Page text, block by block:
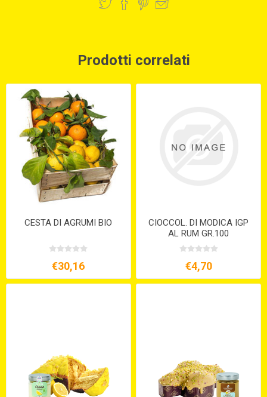
Prodotti correlati
CESTA DI AGRUMI BIO
€30,16
CIOCCOL. DI MODICA IGP
AL RUM GR.100
€4,70